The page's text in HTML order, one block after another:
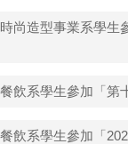
時尚造型事業系學
餐飲系學生參加「
餐飲系學生參加「